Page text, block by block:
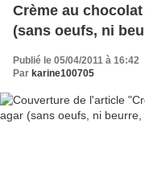
Crème au
(sans oeufs, ni
Publié le 05/04/2011 à 16:42
Par karine100705